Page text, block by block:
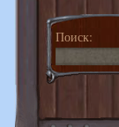
Поиск: